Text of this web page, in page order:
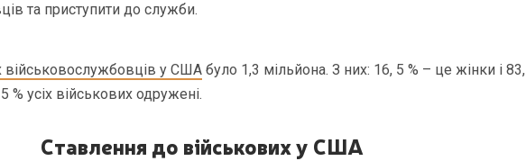
та приступити до служби.
військовослужбовців у США було 1,3 мільйона. З них: 16, 5 % – це жінки і 83,
% усіх військових одружені.
Ставлення до військових у США